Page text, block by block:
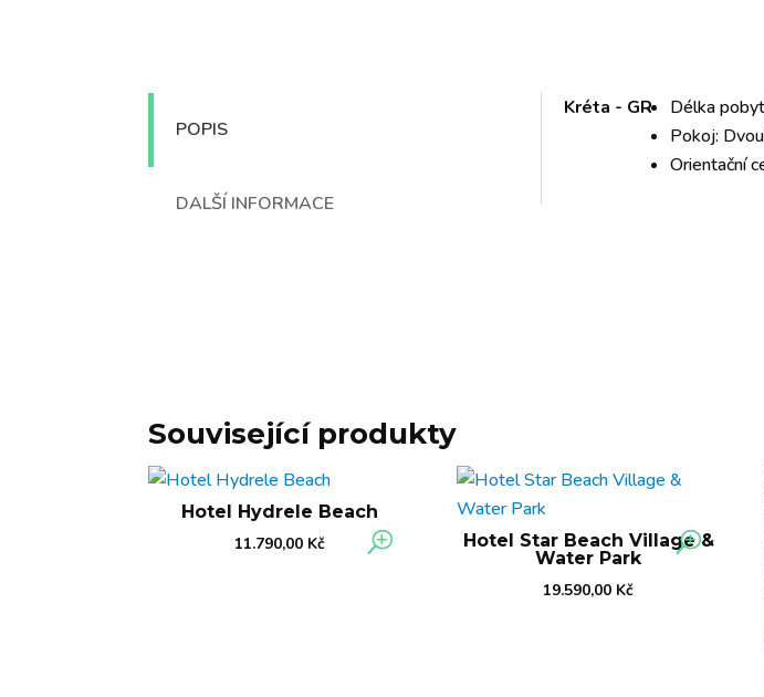
POPIS
DALŠÍ INFORMACE
Kréta - GR
Délka
Pokoj:
Orientační
Související produkty
Hotel Hydrele Beach
11.790,00 Kč
Hotel Star Beach Village &
Water Park
19.590,00 Kč